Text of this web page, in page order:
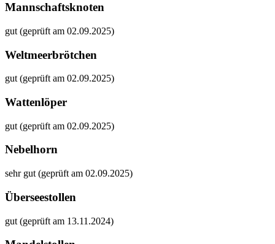
Mannschaftsknoten
gut (geprüft am 02.09.2025)
Weltmeerbrötchen
gut (geprüft am 02.09.2025)
Wattenlöper
gut (geprüft am 02.09.2025)
Nebelhorn
sehr gut (geprüft am 02.09.2025)
Überseestollen
gut (geprüft am 13.11.2024)